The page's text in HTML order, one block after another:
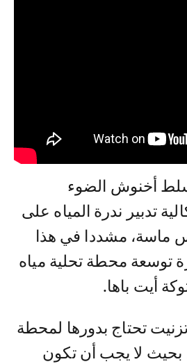
أخنوش الضوء
تدبير ندرة المياه على
مشددا في هذا
توسعة محطة تحلية مياه
أيت باها.
تحتاج بدورها لمحطة
بحيث لا يجب أن تكون